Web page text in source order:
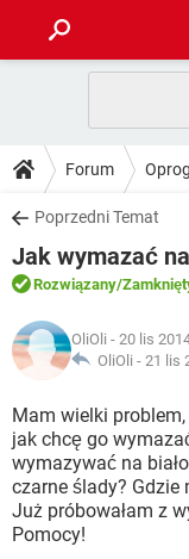
GRY
SPOTIFY
INSTAGRAM
WINDOWS 10
PORADY
PlayStation
SPOTIFY
INSTAGRAM
WINDOWS 10
DO POBRANIA
ANDROID
GRY
IOS
INSTAGRAM
WINDOWS 10
FORUM
COVID-19
GRY
INSTAGRAM
WINDOWS 10
ARTYKUŁY
COVID-19
GRY
SPOTIFY
INSTAGRAM
WINDOWS 10
Forum
Poprzedni Temat
Jak wymazać
Rozwiązany/
OliOli - 20 lis
OliOli - 21 lis
Mam wielki
jak chcę go
wymazywać na
czarne ślady? Gdzie
Już próbowałam z
Pomocy!